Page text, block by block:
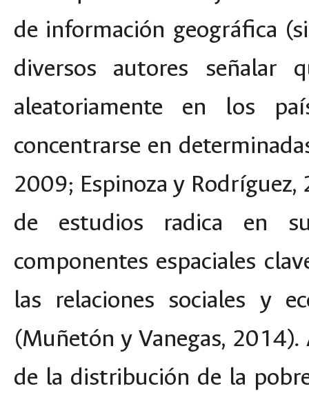
de información geográfica
diversos autores señalar
aleatoriamente en los
concentrarse en
2009; Espinoza y
de estudios radica en
componentes espaciales
las relaciones sociales y
(Muñetón y Vanegas,
de la distribución de la